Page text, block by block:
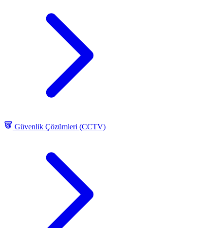
Güvenlik Çözümleri (CCTV)